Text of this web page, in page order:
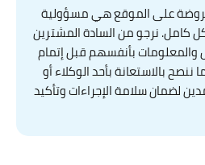
على الموقع هي مسؤولية
كامل. نرجو من السادة المشترين
بأنفسهم قبل إتمام
بالاستعانة بأحد الوكلاء أو
لضمان سلامة الإجراءات وتأكيد